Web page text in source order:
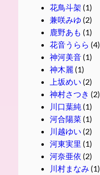
花鳥斗架 (1)
兼咲みゆ (2)
鹿野あも (1)
花音うらら (4)
神河美音(1)
神木麗 (1)
上坂めい (2)
神村さつき (2)
川口葉純 (1)
河合陽菜(1)
川越ゆい (2)
河東実里 (1)
河奈亜依 (2)
川村まなみ (1)